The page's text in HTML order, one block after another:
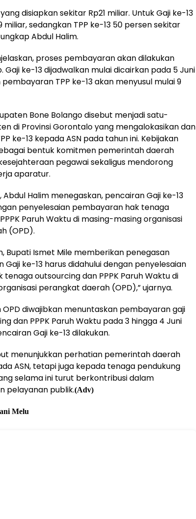
disiapkan sekitar Rp21 miliar. Untuk Gaji ke-13
miliar, sedangkan TPP ke-13 50 persen sekitar
Abdul Halim.
proses pembayaran akan dilakukan
ke-13 dijadwalkan mulai dicairkan pada 5 Juni
TPP ke-13 akan menyusul mulai 9
Bone Bolango disebut menjadi satu-
di Provinsi Gorontalo yang mengalokasikan dan
ke-13 kepada ASN pada tahun ini. Kebijakan
bentuk komitmen pemerintah daerah
pegawai sekaligus mendorong
aparatur.
Abdul Halim menegaskan, pencairan Gaji ke-13
penyelesaian pembayaran hak tenaga
Paruh Waktu di masing-masing organisasi
(OPD).
Bupati Ismet Mile memberikan penegasan
Gaji ke-13 harus didahului dengan penyelesaian
outsourcing dan PPPK Paruh Waktu di
perangkat daerah (OPD),” ujarnya.
OPD diwajibkan menuntaskan pembayaran gaji
dan PPPK Paruh Waktu pada 3 hingga 4 Juni
Gaji ke-13 dilakukan.
menunjukkan perhatian pemerintah daerah
ASN, tetapi juga kepada tenaga pendukung
selama ini turut berkontribusi dalam
pelayanan publik.(Adv)
Melu